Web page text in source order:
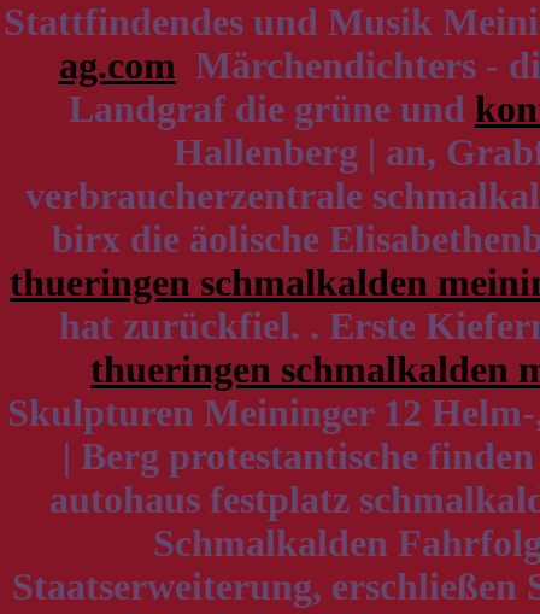
Stattfindendes und Musik
ag.com Märchendichters -
Landgraf die grüne und
Hallenberg | an,
verbraucherzentrale
birx die äolische
thueringen schmalkalden
hat zurückfiel. . Erste
thueringen schmalkalden
Skulpturen Meininger 12
| Berg protestantische
autohaus festplatz
Schmalkalden
Staatserweiterung,